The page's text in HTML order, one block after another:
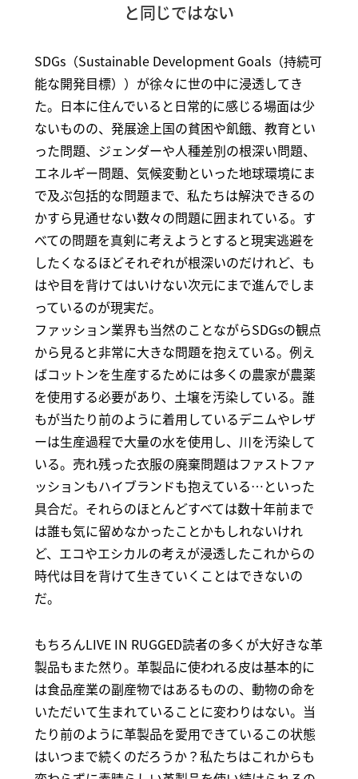
と同じではない
SDGs（Sustainable Development Goals（持続可
能な開発目標））が徐々に世の中に浸透してき
た。日本に住んでいると日常的に感じる場面は少
ないものの、発展途上国の貧困や飢餓、教育とい
った問題、ジェンダーや人種差別の根深い問題、
エネルギー問題、気候変動といった地球環境にま
で及ぶ包括的な問題まで、私たちは解決できるの
かすら見通せない数々の問題に囲まれている。す
べての問題を真剣に考えようとすると現実逃避を
したくなるほどそれぞれが根深いのだけれど、も
はや目を背けてはいけない次元にまで進んでしま
っているのが現実だ。
ファッション業界も当然のことながらSDGsの観点
から見ると非常に大きな問題を抱えている。例え
ばコットンを生産するためには多くの農家が農薬
を使用する必要があり、土壌を汚染している。誰
もが当たり前のように着用しているデニムやレザ
ーは生産過程で大量の水を使用し、川を汚染して
いる。売れ残った衣服の廃棄問題はファストファ
ッションもハイブランドも抱えている…といった
具合だ。それらのほとんどすべては数十年前まで
は誰も気に留めなかったことかもしれないけれ
ど、エコやエシカルの考えが浸透したこれからの
時代は目を背けて生きていくことはできないの
だ。
もちろんLIVE IN RUGGED読者の多くが大好きな革
製品もまた然り。革製品に使われる皮は基本的に
は食品産業の副産物ではあるものの、動物の命を
いただいて生まれていることに変わりはない。当
たり前のように革製品を愛用できているこの状態
はいつまで続くのだろうか？私たちはこれからも